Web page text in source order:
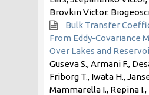
Brovkin Victor.
Bulk Transfer
From Eddy-Covariance
Over Lakes and
Guseva S., Armani F.,
Friborg T., Iwata H.,
Mammarella I., Repina